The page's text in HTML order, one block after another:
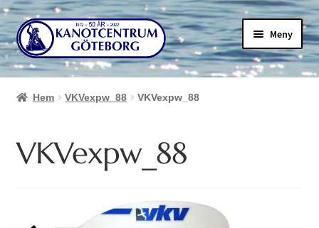
Hoppa
till
navigering
Hoppa
till
innehåll
Meny
Hem VKVexpw_88 VKVexpw_88
VKVexpw_88